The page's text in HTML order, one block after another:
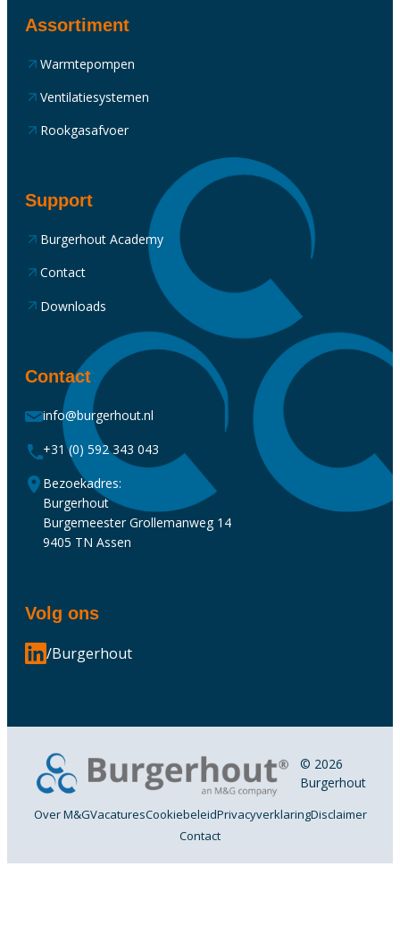
Assortiment
Warmtepompen
Ventilatiesystemen
Rookgasafvoer
Support
Burgerhout Academy
Contact
Downloads
Contact
info@burgerhout.nl
+31 (0) 592 343 043
Bezoekadres:
Burgerhout
Burgemeester Grollemanweg 14
9405 TN Assen
Volg ons
/Burgerhout
© 2026
Burgerhout
Over M&GVacaturesCookiebeleidPrivacyverklaringDisclaimer
Contact